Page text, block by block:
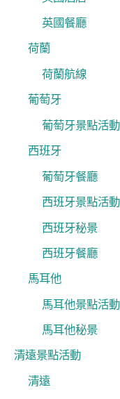
英國餐廳
荷蘭
荷蘭航線
葡萄牙
葡萄牙景點活動
西班牙
葡萄牙餐廳
西班牙景點活動
西班牙秘景
西班牙餐廳
馬耳他
馬耳他景點活動
馬耳他秘景
清遠景點活動
清遠